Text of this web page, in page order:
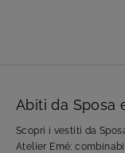
Abiti da Sposa
Scopri i vestiti da
Atelier Emé: